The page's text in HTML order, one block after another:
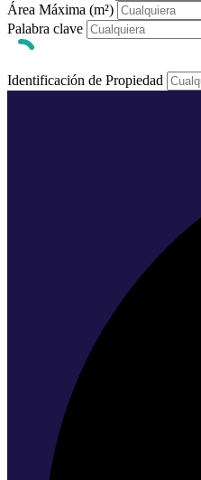
Área Máxima (m²)
Palabra clave
Identificación de Propiedad